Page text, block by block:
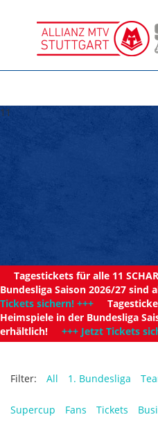
11
Tagestickets für alle 11
Bundesliga Saison 2026/27
Tickets sichern! +++
Heimspiele in der Bundesliga
erhältlich! +++ Jetzt Tickets
Filter: All 1. Bundesliga
Supercup Fans Tickets